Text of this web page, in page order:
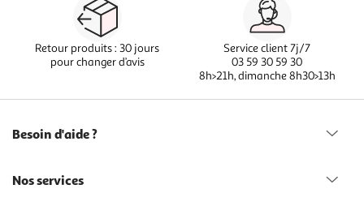
Retour produits : 30 jours
pour changer d’avis
Service client 7j/7
03 59 30 59 30
8h>21h, dimanche 8h30>13h
Besoin d'aide ?
Nos services